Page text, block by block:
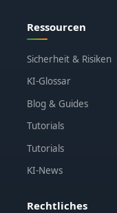
Ressourcen
Sicherheit & Risiken
KI-Glossar
Blog & Guides
Tutorials
Tutorials
KI-News
Rechtliches